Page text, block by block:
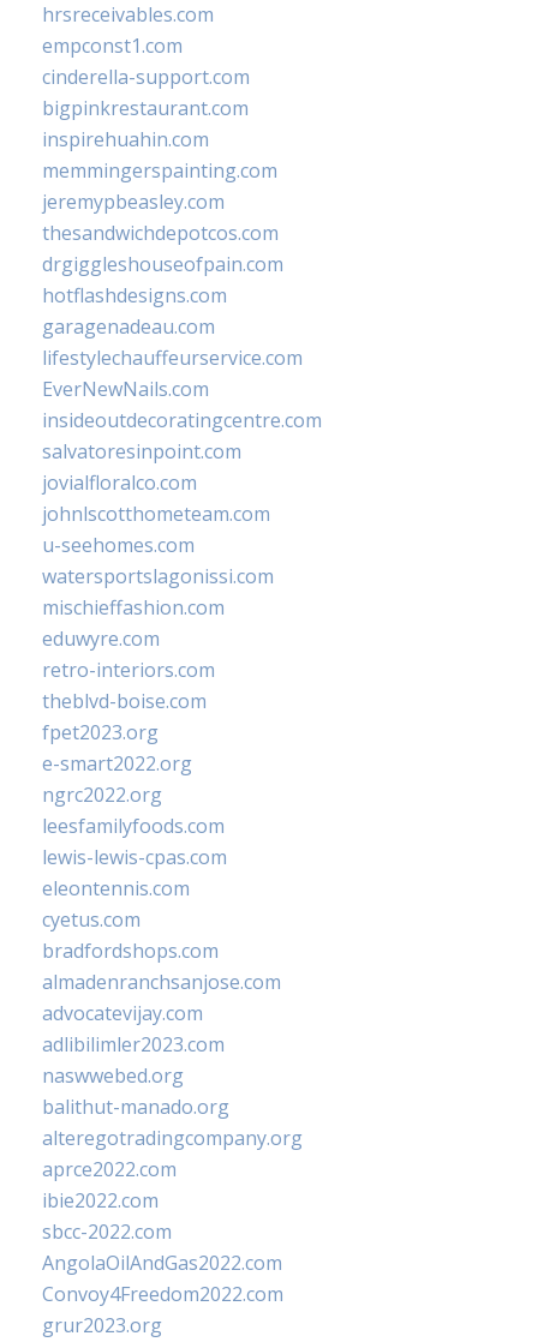
hrsreceivables.com
empconst1.com
cinderella-support.com
bigpinkrestaurant.com
inspirehuahin.com
memmingerspainting.com
jeremypbeasley.com
thesandwichdepotcos.com
drgiggleshouseofpain.com
hotflashdesigns.com
garagenadeau.com
lifestylechauffeurservice.com
EverNewNails.com
insideoutdecoratingcentre.com
salvatoresinpoint.com
jovialfloralco.com
johnlscotthometeam.com
u-seehomes.com
watersportslagonissi.com
mischieffashion.com
eduwyre.com
retro-interiors.com
theblvd-boise.com
fpet2023.org
e-smart2022.org
ngrc2022.org
leesfamilyfoods.com
lewis-lewis-cpas.com
eleontennis.com
cyetus.com
bradfordshops.com
almadenranchsanjose.com
advocatevijay.com
adlibilimler2023.com
naswwebed.org
balithut-manado.org
alteregotradingcompany.org
aprce2022.com
ibie2022.com
sbcc-2022.com
AngolaOilAndGas2022.com
Convoy4Freedom2022.com
grur2023.org